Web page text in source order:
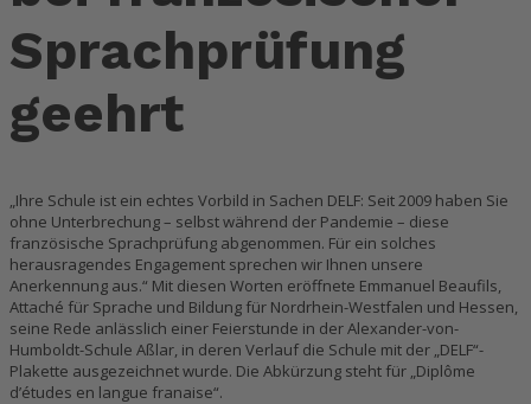
Sprachprüfung
geehrt
„Ihre Schule ist ein echtes Vorbild in Sachen DELF: Seit 2009 haben Sie
ohne Unterbrechung – selbst während der Pandemie – diese
französische Sprachprüfung abgenommen. Für ein solches
herausragendes Engagement sprechen wir Ihnen unsere
Anerkennung aus.“ Mit diesen Worten eröffnete Emmanuel Beaufils,
Attaché für Sprache und Bildung für Nordrhein-Westfalen und Hessen,
seine Rede anlässlich einer Feierstunde in der Alexander-von-
Humboldt-Schule Aßlar, in deren Verlauf die Schule mit der „DELF“-
Plakette ausgezeichnet wurde. Die Abkürzung steht für „Diplôme
d’études en langue franҫaise“.